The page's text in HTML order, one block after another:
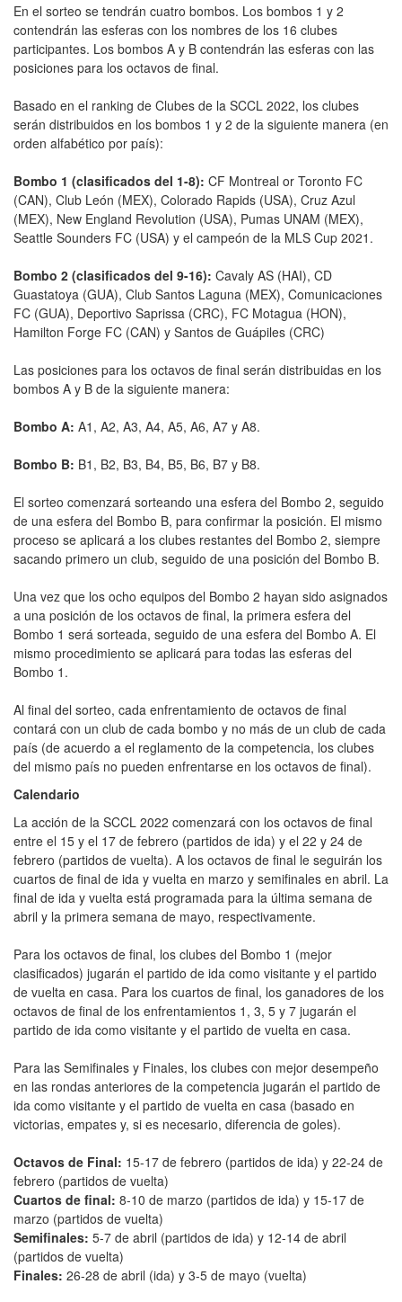
En el sorteo se tendrán cuatro bombos. Los bombos 1 y 2
contendrán las esferas con los nombres de los 16 clubes
participantes. Los bombos A y B contendrán las esferas con las
posiciones para los octavos de final.
Basado en el ranking de Clubes de la SCCL 2022, los clubes
serán distribuidos en los bombos 1 y 2 de la siguiente manera (en
orden alfabético por país):
Bombo 1 (clasificados del 1-8): CF Montreal or Toronto FC
(CAN), Club León (MEX), Colorado Rapids (USA), Cruz Azul
(MEX), New England Revolution (USA), Pumas UNAM (MEX),
Seattle Sounders FC (USA) y el campeón de la MLS Cup 2021.
Bombo 2 (clasificados del 9-16): Cavaly AS (HAI), CD
Guastatoya (GUA), Club Santos Laguna (MEX), Comunicaciones
FC (GUA), Deportivo Saprissa (CRC), FC Motagua (HON),
Hamilton Forge FC (CAN) y Santos de Guápiles (CRC)
Las posiciones para los octavos de final serán distribuidas en los
bombos A y B de la siguiente manera:
Bombo A: A1, A2, A3, A4, A5, A6, A7 y A8.
Bombo B: B1, B2, B3, B4, B5, B6, B7 y B8.
El sorteo comenzará sorteando una esfera del Bombo 2, seguido
de una esfera del Bombo B, para confirmar la posición. El mismo
proceso se aplicará a los clubes restantes del Bombo 2, siempre
sacando primero un club, seguido de una posición del Bombo B.
Una vez que los ocho equipos del Bombo 2 hayan sido asignados
a una posición de los octavos de final, la primera esfera del
Bombo 1 será sorteada, seguido de una esfera del Bombo A. El
mismo procedimiento se aplicará para todas las esferas del
Bombo 1.
Al final del sorteo, cada enfrentamiento de octavos de final
contará con un club de cada bombo y no más de un club de cada
país (de acuerdo a el reglamento de la competencia, los clubes
del mismo país no pueden enfrentarse en los octavos de final).
Calendario
La acción de la SCCL 2022 comenzará con los octavos de final
entre el 15 y el 17 de febrero (partidos de ida) y el 22 y 24 de
febrero (partidos de vuelta). A los octavos de final le seguirán los
cuartos de final de ida y vuelta en marzo y semifinales en abril. La
final de ida y vuelta está programada para la última semana de
abril y la primera semana de mayo, respectivamente.
Para los octavos de final, los clubes del Bombo 1 (mejor
clasificados) jugarán el partido de ida como visitante y el partido
de vuelta en casa. Para los cuartos de final, los ganadores de los
octavos de final de los enfrentamientos 1, 3, 5 y 7 jugarán el
partido de ida como visitante y el partido de vuelta en casa.
Para las Semifinales y Finales, los clubes con mejor desempeño
en las rondas anteriores de la competencia jugarán el partido de
ida como visitante y el partido de vuelta en casa (basado en
victorias, empates y, si es necesario, diferencia de goles).
Octavos de Final: 15-17 de febrero (partidos de ida) y 22-24 de
febrero (partidos de vuelta)
Cuartos de final: 8-10 de marzo (partidos de ida) y 15-17 de
marzo (partidos de vuelta)
Semifinales: 5-7 de abril (partidos de ida) y 12-14 de abril
(partidos de vuelta)
Finales: 26-28 de abril (ida) y 3-5 de mayo (vuelta)